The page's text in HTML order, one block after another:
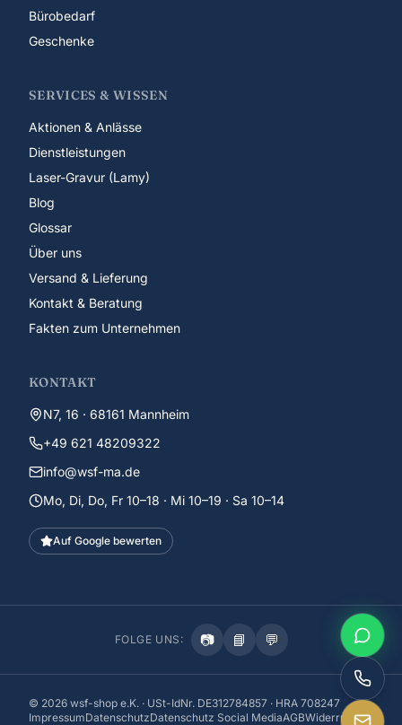
Bürobedarf
Geschenke
SERVICES & WISSEN
Aktionen & Anlässe
Dienstleistungen
Laser-Gravur (Lamy)
Blog
Glossar
Über uns
Versand & Lieferung
Kontakt & Beratung
Fakten zum Unternehmen
KONTAKT
N7, 16 · 68161 Mannheim
+49 621 48209322
info@wsf-ma.de
Mo, Di, Do, Fr 10–18 · Mi 10–19 · Sa 10–14
Auf Google bewerten
FOLGE UNS: 📷 📘 💬
© 2026 wsf-shop e.K. · USt-IdNr. DE312784857 · HRA 708247
ImpressumDatenschutzDatenschutz Social MediaAGBWiderruf